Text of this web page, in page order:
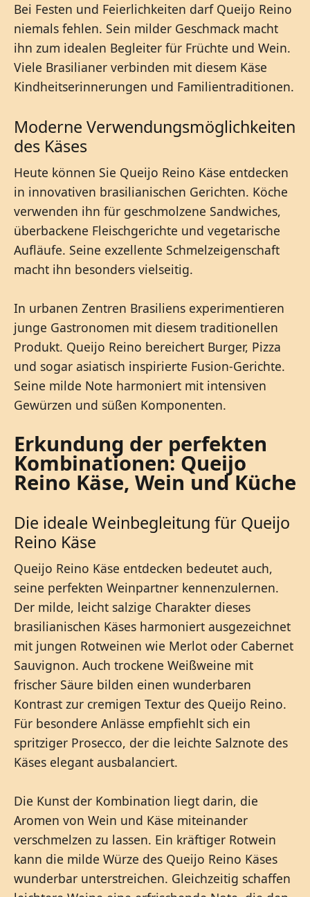
Bei Festen und Feierlichkeiten darf Queijo Reino
niemals fehlen. Sein milder Geschmack macht
ihn zum idealen Begleiter für Früchte und Wein.
Viele Brasilianer verbinden mit diesem Käse
Kindheitserinnerungen und Familientraditionen.
Moderne Verwendungsmöglichkeiten
des Käses
Heute können Sie Queijo Reino Käse entdecken
in innovativen brasilianischen Gerichten. Köche
verwenden ihn für geschmolzene Sandwiches,
überbackene Fleischgerichte und vegetarische
Aufläufe. Seine exzellente Schmelzeigenschaft
macht ihn besonders vielseitig.
In urbanen Zentren Brasiliens experimentieren
junge Gastronomen mit diesem traditionellen
Produkt. Queijo Reino bereichert Burger, Pizza
und sogar asiatisch inspirierte Fusion-Gerichte.
Seine milde Note harmoniert mit intensiven
Gewürzen und süßen Komponenten.
Erkundung der perfekten
Kombinationen: Queijo
Reino Käse, Wein und Küche
Die ideale Weinbegleitung für Queijo
Reino Käse
Queijo Reino Käse entdecken bedeutet auch,
seine perfekten Weinpartner kennenzulernen.
Der milde, leicht salzige Charakter dieses
brasilianischen Käses harmoniert ausgezeichnet
mit jungen Rotweinen wie Merlot oder Cabernet
Sauvignon. Auch trockene Weißweine mit
frischer Säure bilden einen wunderbaren
Kontrast zur cremigen Textur des Queijo Reino.
Für besondere Anlässe empfiehlt sich ein
spritziger Prosecco, der die leichte Salznote des
Käses elegant ausbalanciert.
Die Kunst der Kombination liegt darin, die
Aromen von Wein und Käse miteinander
verschmelzen zu lassen. Ein kräftiger Rotwein
kann die milde Würze des Queijo Reino Käses
wunderbar unterstreichen. Gleichzeitig schaffen